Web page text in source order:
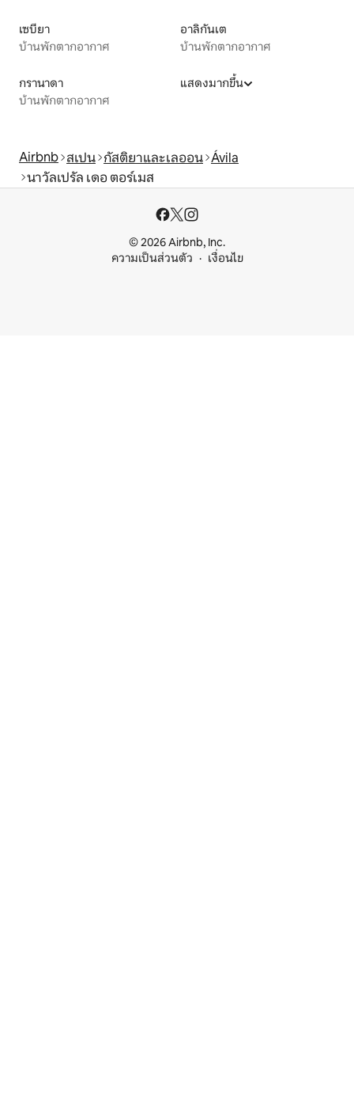
เซบียา
บ้านพักตากอากาศ
อาลิกันเต
บ้านพักตากอากาศ
กรานาดา
บ้านพักตากอากาศ
แสดงมากขึ้น
Airbnb สเปน กัสติยาและเลออน Ávila
นาวัลเปรัล เดอ ตอร์เมส
© 2026 Airbnb, Inc.
ความเป็นส่วนตัว
เงื่อนไข